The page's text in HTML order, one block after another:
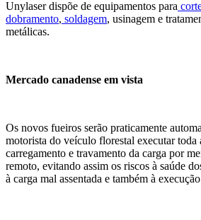
Unylaser dispõe de equipamentos para
dobramento, soldagem, usinagem e
metálicas.
Mercado canadense em vista
Os novos fueiros serão praticamente
motorista do veículo florestal executar toda
carregamento e travamento da carga por
remoto, evitando assim os riscos à saúde
à carga mal assentada e também à